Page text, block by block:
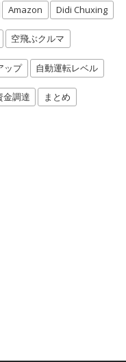
Amazon Didi Chuxing
空飛ぶクルマ
ップ 自動運転レベル
金調達 まとめ